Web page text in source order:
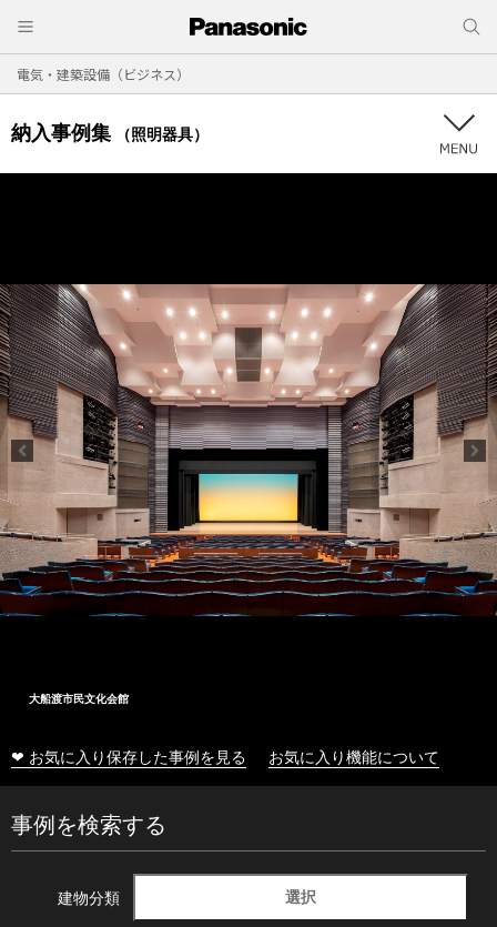
電気・建築設備（ビジネス）
納入事例集 （照明器具）
大船渡市民文化会館
❤ お気に入り保存した事例を見る お気に入り機能について
事例を検索する
建物分類 選択